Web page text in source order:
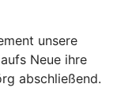
unsere
Neue ihre
abschließend.